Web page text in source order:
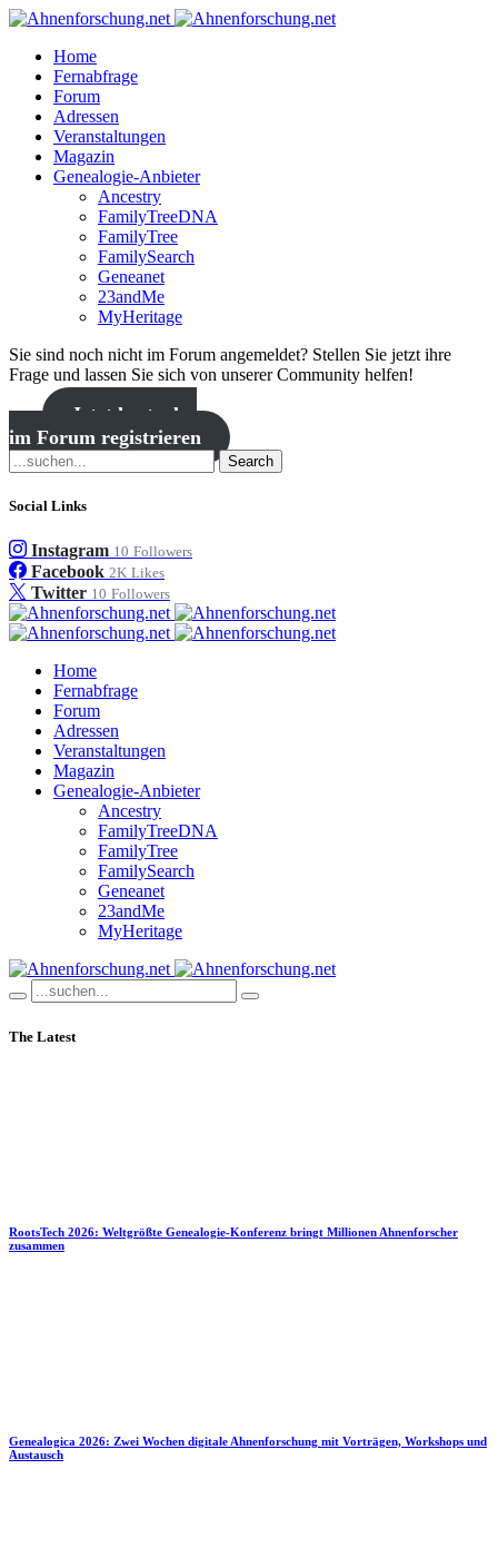
Home
Fernabfrage
Forum
Adressen
Veranstaltungen
Magazin
Genealogie-Anbieter
Ancestry
FamilyTreeDNA
FamilyTree
FamilySearch
Geneanet
23andMe
MyHeritage
Sie sind noch nicht im Forum angemeldet? Stellen Sie jetzt ihre
Frage und lassen Sie sich von unserer Community helfen!
Jetzt kostenlos
im Forum registrieren
Search
Social Links
Instagram 10 Followers
Facebook 2K Likes
Twitter 10 Followers
Home
Fernabfrage
Forum
Adressen
Veranstaltungen
Magazin
Genealogie-Anbieter
Ancestry
FamilyTreeDNA
FamilyTree
FamilySearch
Geneanet
23andMe
MyHeritage
The Latest
RootsTech 2026: Weltgrößte Genealogie-Konferenz bringt Millionen Ahnenforscher
zusammen
Genealogica 2026: Zwei Wochen digitale Ahnenforschung mit Vorträgen, Workshops und
Austausch